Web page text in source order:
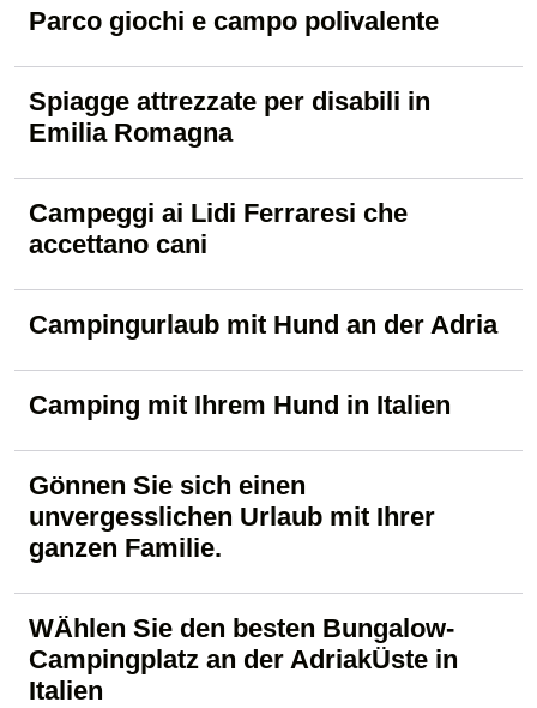
Parco giochi e campo polivalente
Spiagge attrezzate per disabili in
Emilia Romagna
Campeggi ai Lidi Ferraresi che
accettano cani
Campingurlaub mit Hund an der Adria
Camping mit Ihrem Hund in Italien
Gönnen Sie sich einen
unvergesslichen Urlaub mit Ihrer
ganzen Familie.
WÄhlen Sie den besten Bungalow-
Campingplatz an der AdriakÜste in
Italien